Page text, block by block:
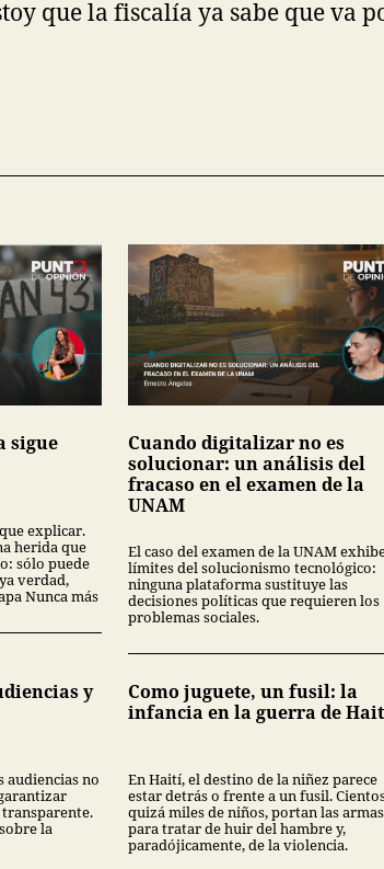
que la fiscalía ya sabe que va
sigue
explicar.
herida que
sólo puede
verdad,
Nunca más
Cuando digitalizar no es
solucionar: un análisis del
fracaso en el examen de la
UNAM
El caso del examen de la UNAM
límites del solucionismo tecnológico:
ninguna plataforma sustituye las
decisiones políticas que requieren los
problemas sociales.
y
audiencias no
la
Como juguete, un fusil: la
infancia en la guerra de
En Haití, el destino de la niñez parece
estar detrás o frente a un fusil.
quizá miles de niños, portan las armas
para tratar de huir del hambre y,
paradójicamente, de la violencia.